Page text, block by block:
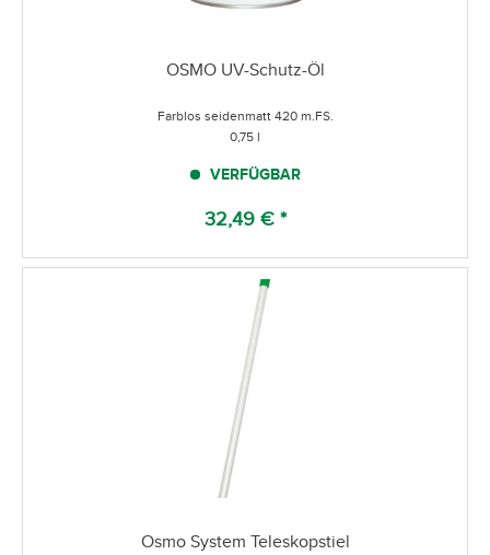
OSMO UV-Schutz-Öl
Farblos seidenmatt 420 m.FS.
0,75 l
VERFÜGBAR
32,49 € *
Osmo System Teleskopstiel